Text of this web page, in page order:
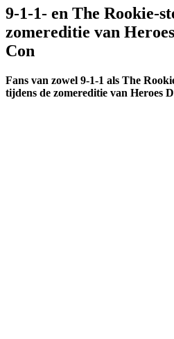
9-1-1- en The Rookie-
zomereditie van
Con
Fans van zowel 9-1-1 als The
tijdens de zomereditie van Heroes